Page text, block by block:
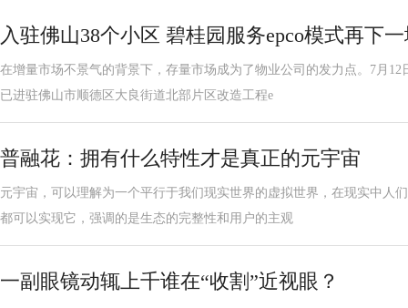
入驻佛山38个小区 碧桂园服务epco模式再下
在增量市场不景气的背景下，存量市场成为了物业公司的发力点。7月
已进驻佛山市顺德区大良街道北部片区改造工程e
普融花：拥有什么特性才是真正的元宇宙
元宇宙，可以理解为一个平行于我们现实世界的虚拟世界，在现实中人
都可以实现它，强调的是生态的完整性和用户的主观
一副眼镜动辄上千谁在“收割”近视眼？